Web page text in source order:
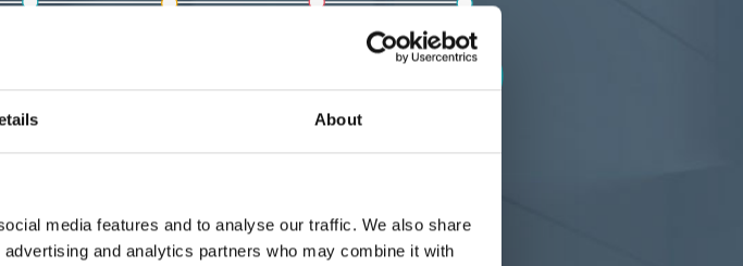
About
media features and to analyse our traffic. We also share
and analytics partners who may combine it with